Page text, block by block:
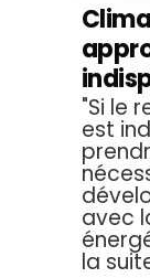
"Si le
est
avec
la